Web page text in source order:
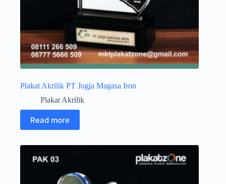
Plakat Akrilik PT Jogja Magasa Iron
Plakat Akrilik
Read more